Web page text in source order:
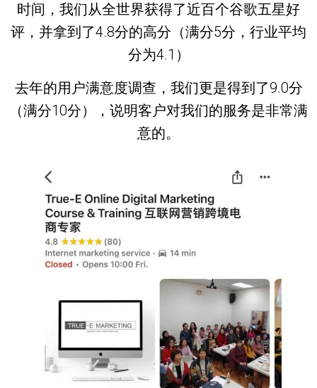
时间，我们从全世界获得了近百个谷歌五星好
评，并拿到了4.8分的高分（满分5分，行业平均
分为4.1）
去年的用户满意度调查，我们更是得到了9.0分
（满分10分），说明客户对我们的服务是非常满
意的。